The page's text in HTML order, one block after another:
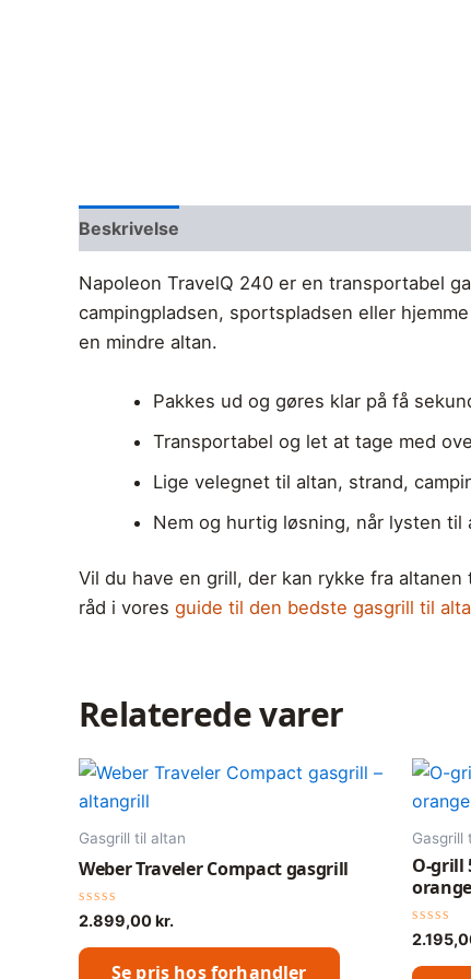
Beskrivelse
Napoleon TravelQ 240 er en transportabel
campingpladsen, sportspladsen eller
en mindre altan.
Pakkes ud og gøres klar på få
Transportabel og let at tage med
Lige velegnet til altan, strand,
Nem og hurtig løsning, når lysten til
Vil du have en grill, der kan rykke fra
råd i vores guide til den bedste gasgrill til
Relaterede varer
Gasgrill til altan
Weber Traveler Compact gasgrill
Vurderet
ud
af
2.899,00kr.
Se pris hos forhandler
Gasgrill
O-grill
orange
ud